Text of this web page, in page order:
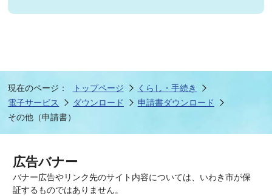
現在のページ： トップページ
くらし・手続き
電子サービス
ダウンロード
申請書ダウンロード
その他（申請書）
広告バナー
バナー広告やリンク先のサイト内容については、いわき市が保
証するものではありません。